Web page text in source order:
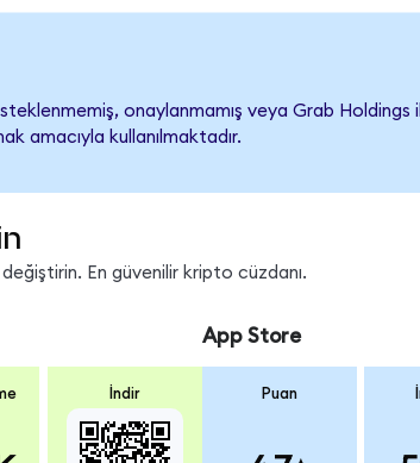
onaylanmamış veya Grab
amacıyla kullanılmaktadır.
En güvenilir kripto cüzdanı.
İndir
App Store
Puan